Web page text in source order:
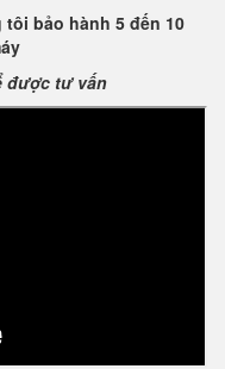
bảo hành 5 đến 10
được tư vấn